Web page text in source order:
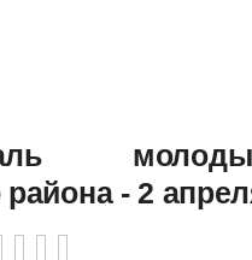
района - 2